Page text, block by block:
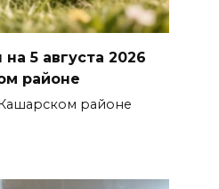
5 августа 2026
районе
Кашарском районе